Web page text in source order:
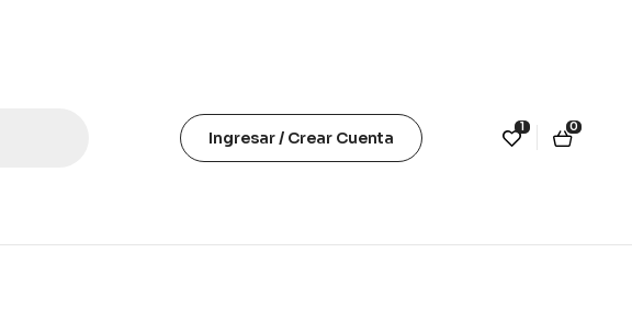
Ingresar / Crear Cuenta
1 0